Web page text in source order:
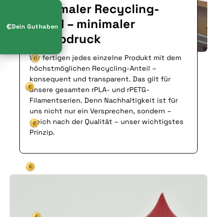
Maximaler Recycling-
Anteil – minimaler
Fußabdruck
Wir fertigen jedes einzelne Produkt mit dem
höchstmöglichen Recycling-Anteil –
konsequent und transparent. Das gilt für
unsere gesamten rPLA- und rPETG-
Filamentserien. Denn Nachhaltigkeit ist für
uns nicht nur ein Versprechen, sondern –
gleich nach der Qualität – unser wichtigstes
Prinzip.
♻︎
€Dein Guthaben
€
€
€